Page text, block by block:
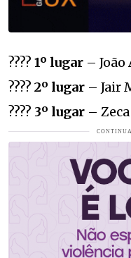
???? 1º lugar –
???? 2º lugar – Jair
???? 3º lugar –